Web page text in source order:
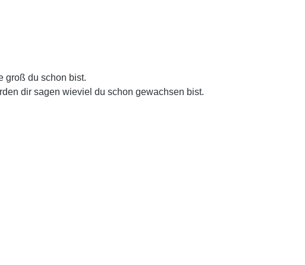
groß du schon bist.
dir sagen wieviel du schon gewachsen bist.